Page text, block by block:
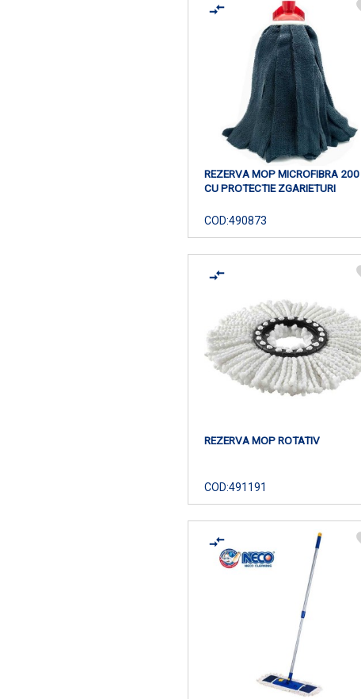
REZERVA MOP MICROFIBRA 200
CU PROTECTIE ZGARIETURI
COD:490873
REZERVA MOP ROTATIV
COD:491191